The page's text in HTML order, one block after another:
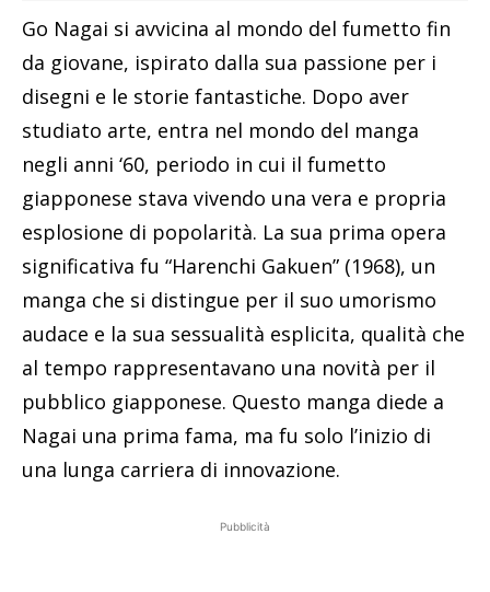
Go Nagai si avvicina al mondo del fumetto fin
da giovane, ispirato dalla sua passione per i
disegni e le storie fantastiche. Dopo aver
studiato arte, entra nel mondo del manga
negli anni ‘60, periodo in cui il fumetto
giapponese stava vivendo una vera e propria
esplosione di popolarità. La sua prima opera
significativa fu “Harenchi Gakuen” (1968), un
manga che si distingue per il suo umorismo
audace e la sua sessualità esplicita, qualità che
al tempo rappresentavano una novità per il
pubblico giapponese. Questo manga diede a
Nagai una prima fama, ma fu solo l’inizio di
una lunga carriera di innovazione.
Pubblicità